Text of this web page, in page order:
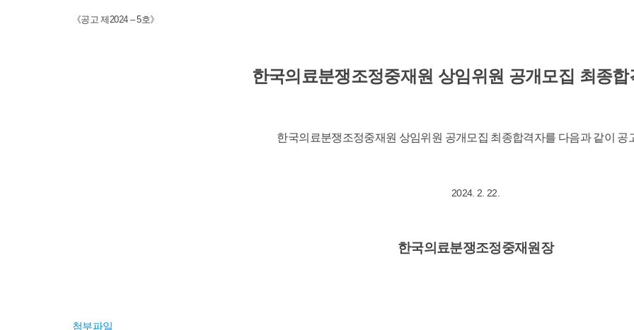
《공고 제2024 – 5호》
한국의료분쟁조정중재원 상임위원 공개모집 최종합
한국의료분쟁조정중재원 상임위원 공개모집 최종합격자를 다음과 같이 공
​2024. 2. 22.
한국의료분쟁조정중재원장
첨부파일